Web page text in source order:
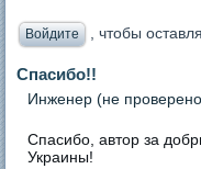
Войдите , чтобы
Спасибо!!
Инженер (не
Спасибо, автор за
Украины!